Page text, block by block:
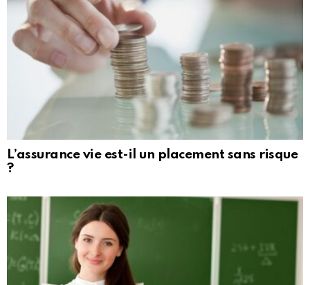
L’assurance vie est-il un placement sans risque
?